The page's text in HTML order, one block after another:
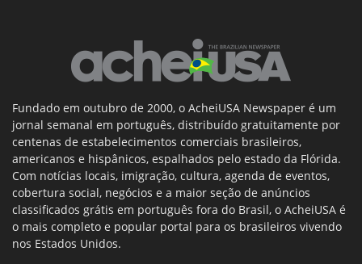
Fundado em outubro de 2000, o AcheiUSA Newspaper é um
jornal semanal em português, distribuído gratuitamente por
centenas de estabelecimentos comerciais brasileiros,
americanos e hispânicos, espalhados pelo estado da Flórida.
Com notícias locais, imigração, cultura, agenda de eventos,
cobertura social, negócios e a maior seção de anúncios
classificados grátis em português fora do Brasil, o AcheiUSA é
o mais completo e popular portal para os brasileiros vivendo
nos Estados Unidos.